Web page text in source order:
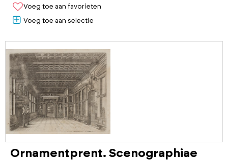
Voeg toe aan favorieten
Voeg toe aan selectie
Ornamentprent. Scenographiae